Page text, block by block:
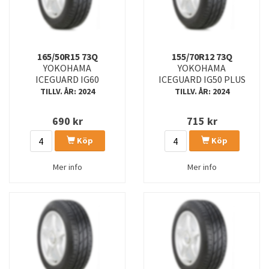
BLUEARTH GT AE51B BLUEARTH VAN AS RY61
BLUEARTH-ES ES32 BLUEARTH-VAN A/S
BLUEARTH-VAN RY55 BLUEARTH-WINTER (V905)
BLUEARTHES BLUEEARTH GT AE51
DB DECIBEL E70
ES32D
G057XL
165/50R15 73Q
YOKOHAMA
ICEGUARD IG60
TILLV. ÅR: 2024
690 kr
Köp
Mer info
155/70R12 73Q
YOKOHAMA
ICEGUARD IG50 PLUS
TILLV. ÅR: 2024
715 kr
Köp
Mer info